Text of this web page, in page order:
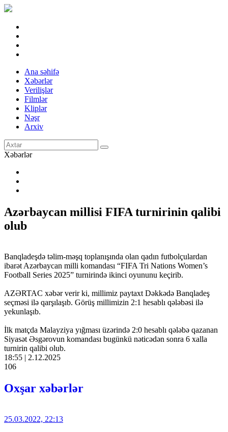
Ana səhifə
Xəbərlər
Verilişlər
Filmlər
Kliplər
Nəşr
Arxiv
Xəbərlər
Azərbaycan millisi FIFA turnirinin qalibi
olub
Banqladeşdə təlim-məşq toplanışında olan qadın futbolçulardan
ibarət Azərbaycan milli komandası “FIFA Tri Nations Women’s
Football Series 2025” turnirində ikinci oyununu keçirib.
AZƏRTAC xəbər verir ki, millimiz paytaxt Dəkkədə Banqladeş
seçməsi ilə qarşılaşıb. Görüş millimizin 2:1 hesablı qələbəsi ilə
yekunlaşıb.
İlk matçda Malayziya yığması üzərində 2:0 hesablı qələbə qazanan
Siyasət Əsgərovun komandası bugünkü nəticədən sonra 6 xalla
turnirin qalibi olub.
18:55 | 2.12.2025
106
Oxşar xəbərlər
25.03.2022, 22:13